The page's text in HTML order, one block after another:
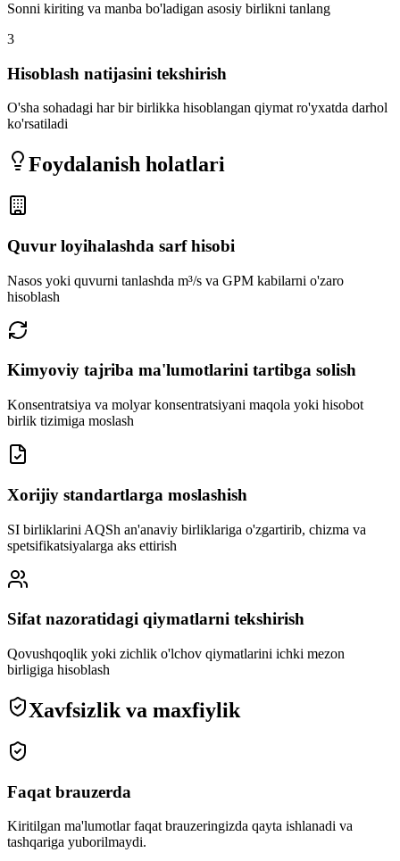
Sonni kiriting va manba bo'ladigan asosiy birlikni tanlang
3
Hisoblash natijasini tekshirish
O'sha sohadagi har bir birlikka hisoblangan qiymat ro'yxatda darhol
ko'rsatiladi
Foydalanish holatlari
Quvur loyihalashda sarf hisobi
Nasos yoki quvurni tanlashda m³/s va GPM kabilarni o'zaro
hisoblash
Kimyoviy tajriba ma'lumotlarini tartibga solish
Konsentratsiya va molyar konsentratsiyani maqola yoki hisobot
birlik tizimiga moslash
Xorijiy standartlarga moslashish
SI birliklarini AQSh an'anaviy birliklariga o'zgartirib, chizma va
spetsifikatsiyalarga aks ettirish
Sifat nazoratidagi qiymatlarni tekshirish
Qovushqoqlik yoki zichlik o'lchov qiymatlarini ichki mezon
birligiga hisoblash
Xavfsizlik va maxfiylik
Faqat brauzerda
Kiritilgan ma'lumotlar faqat brauzeringizda qayta ishlanadi va
tashqariga yuborilmaydi.